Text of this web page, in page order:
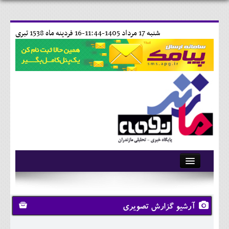
16 فردينه ماه 1538 تبری شنبه 17 مرداد 1405-11:44-
آرشیو
تماس با ما
وبلاگ
آرشیو گزارش تصویری